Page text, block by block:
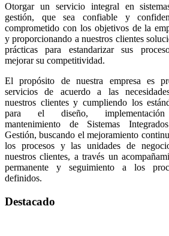
Otorgar un servicio integral en
gestión, que sea confiable y
comprometido con los objetivos de la
y proporcionando a nuestros clientes
prácticas para estandarizar sus
mejorar su competitividad.
El propósito de nuestra empresa es
servicios de acuerdo a las
nuestros clientes y cumpliendo los
para el diseño,
mantenimiento de Sistemas
Gestión, buscando el mejoramiento
los procesos y las unidades de
nuestros clientes, a través un
permanente y seguimiento a los
definidos.
Destacado